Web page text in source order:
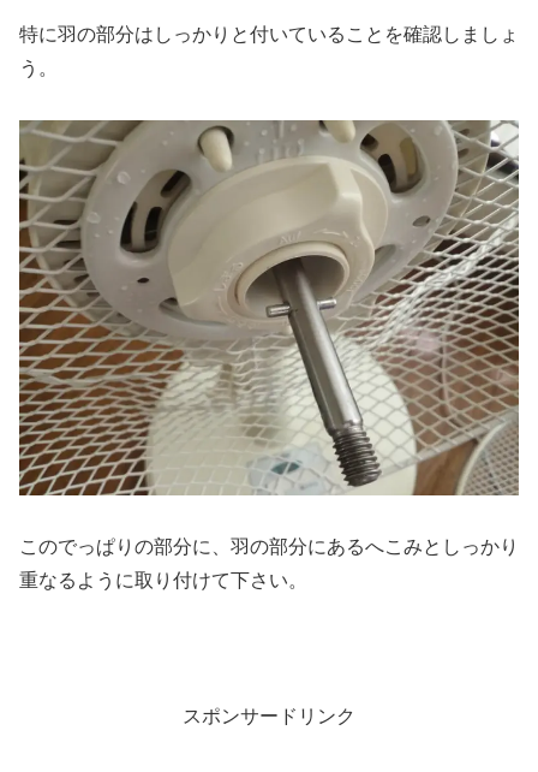
特に羽の部分はしっかりと付いていることを確認しましょ
う。
このでっぱりの部分に、羽の部分にあるへこみとしっかり
重なるように取り付けて下さい。
スポンサードリンク